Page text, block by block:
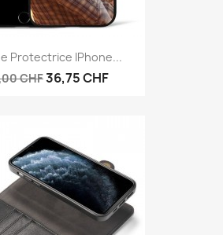
Protectrice IPhone...
CHF36,75 CHF